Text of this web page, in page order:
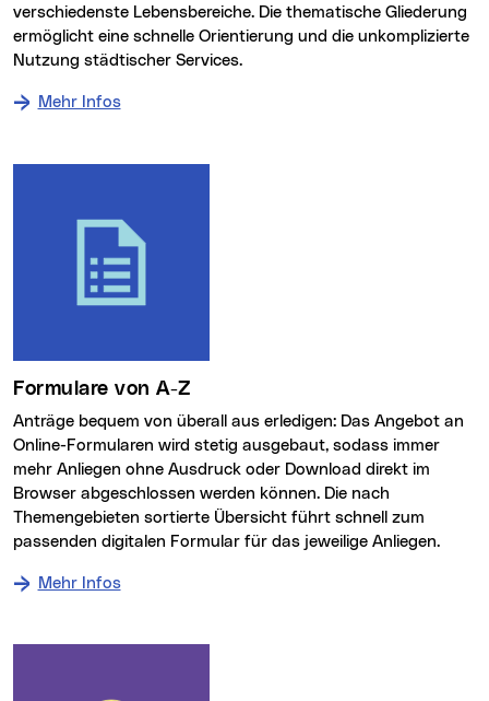
verschiedenste Lebensbereiche. Die thematische Gliederung
ermöglicht eine schnelle Orientierung und die unkomplizierte
Nutzung städtischer Services.
Mehr Infos
Formulare von A-Z
Anträge bequem von überall aus erledigen: Das Angebot an
Online-Formularen wird stetig ausgebaut, sodass immer
mehr Anliegen ohne Ausdruck oder Download direkt im
Browser abgeschlossen werden können. Die nach
Themengebieten sortierte Übersicht führt schnell zum
passenden digitalen Formular für das jeweilige Anliegen.
Mehr Infos